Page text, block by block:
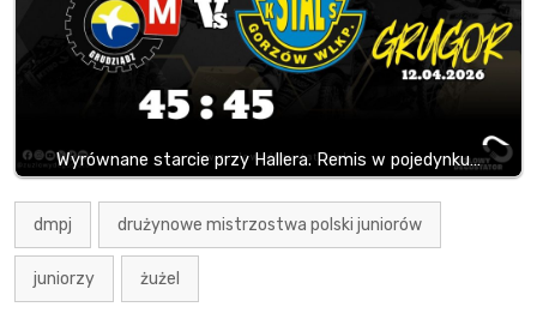
Wyrównane starcie przy Hallera. Remis w pojedynku…
dmpj drużynowe mistrzostwa polski juniorów
juniorzy żużel